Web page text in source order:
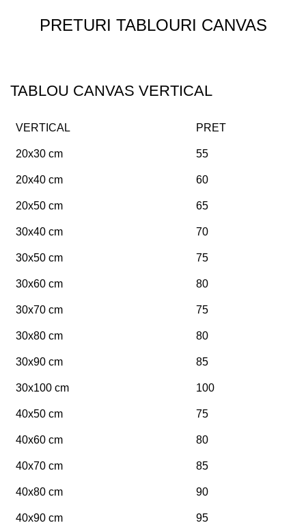
PRETURI TABLOURI CANVAS
TABLOU CANVAS VERTICAL
VERTICAL PRET
20x30 cm 55
20x40 cm 60
20x50 cm 65
30x40 cm 70
30x50 cm 75
30x60 cm 80
30x70 cm 75
30x80 cm 80
30x90 cm 85
30x100 cm 100
40x50 cm 75
40x60 cm 80
40x70 cm 85
40x80 cm 90
40x90 cm 95